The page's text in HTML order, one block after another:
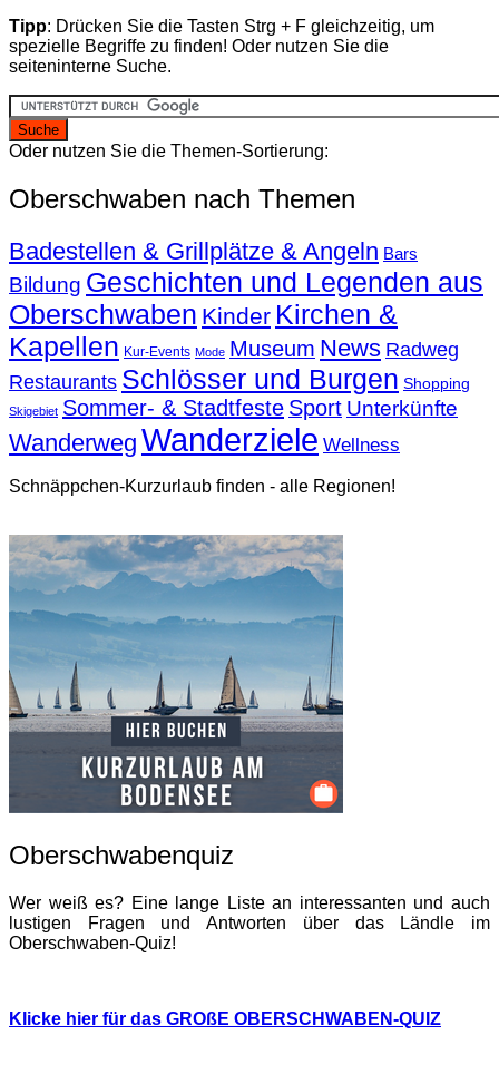
Tipp: Drücken Sie die Tasten Strg + F gleichzeitig, um
spezielle Begriffe zu finden! Oder nutzen Sie die
seiteninterne Suche.
Oder nutzen Sie die Themen-Sortierung:
Oberschwaben nach Themen
Badestellen & Grillplätze & Angeln Bars
Bildung Geschichten und Legenden aus
Oberschwaben Kinder Kirchen &
Kapellen Kur-Events Mode Museum News Radweg
Restaurants Schlösser und Burgen Shopping
Skigebiet Sommer- & Stadtfeste Sport Unterkünfte
Wanderweg Wanderziele Wellness
Schnäppchen-Kurzurlaub finden - alle Regionen!
Oberschwabenquiz
Wer weiß es? Eine lange Liste an interessanten und auch
lustigen Fragen und Antworten über das Ländle im
Oberschwaben-Quiz!
Klicke hier für das GROßE OBERSCHWABEN-QUIZ